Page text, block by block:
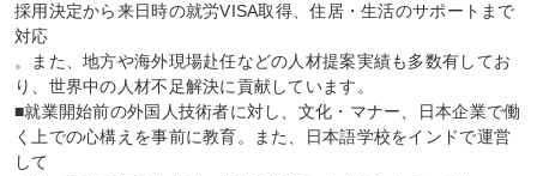
採用決定から来日時の就労VISA取得、住居・生活のサポートまで
対応
。また、地方や海外現場赴任などの人材提案実績も多数有してお
り、世界中の人材不足解決に貢献しています。
■就業開始前の外国人技術者に対し、文化・マナー、日本企業で働
く上での心構えを事前に教育。また、日本語学校をインドで運営
して